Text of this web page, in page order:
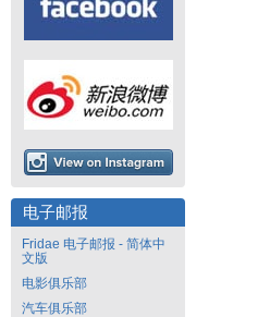
电子邮报
Fridae 电子邮报 - 简体中
文版
电影俱乐部
汽车俱乐部